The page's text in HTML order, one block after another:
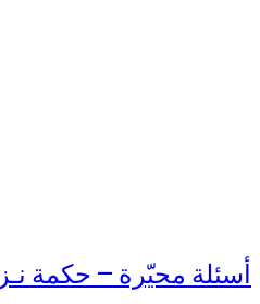
أسئلة محيّرة – حكمة